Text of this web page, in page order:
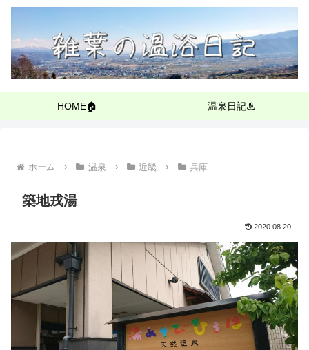
HOME🏠 温泉日記♨
ホーム 温泉 近畿 兵庫
築地戎湯
2020.08.20